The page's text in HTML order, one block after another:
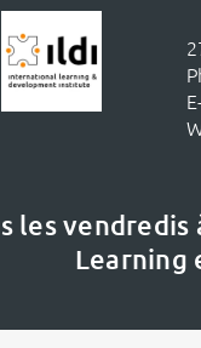
les vendredis
Learning